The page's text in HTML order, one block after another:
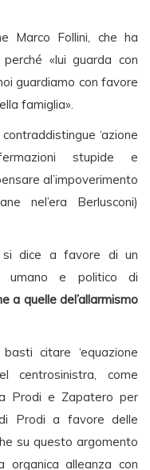
Marco Follini, che ha
«lui guarda con
guardiamo con favore
famiglia».
‘azione
stupide e
al’impoverimento
nel’era Berlusconi)
dice a favore di un
umano e politico di
a quelle del’allarmismo
citare ‘equazione
centrosinistra, come
Prodi e Zapatero per
Prodi a favore delle
su questo argomento
organica alleanza con